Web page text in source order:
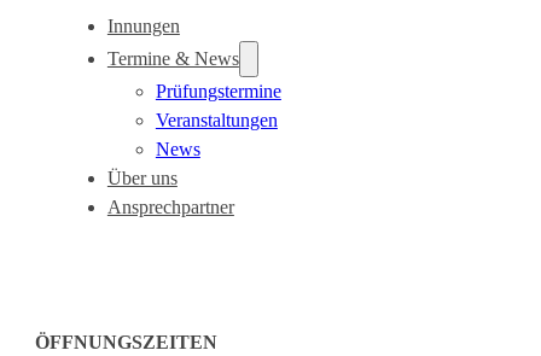
Innungen
Termine & News
Prüfungstermine
Veranstaltungen
News
Über uns
Ansprechpartner
ÖFFNUNGSZEITEN